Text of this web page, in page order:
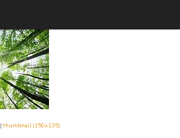
|thumbnail (150x135)